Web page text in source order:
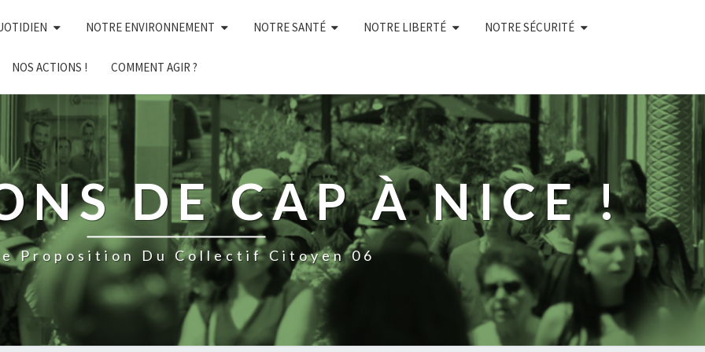
NOTRE ENVIRONNEMENT NOTRE SANTÉ NOTRE LIBERTÉ NOTRE SÉCURITÉ
NOS ACTIONS ! COMMENT AGIR ?
DE CAP À NICE !
Proposition Du Collectif Citoyen 06